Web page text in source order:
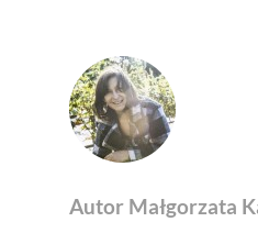
Autor Małgorzata